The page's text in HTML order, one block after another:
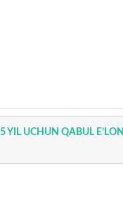
UCHUN QABUL E’LON